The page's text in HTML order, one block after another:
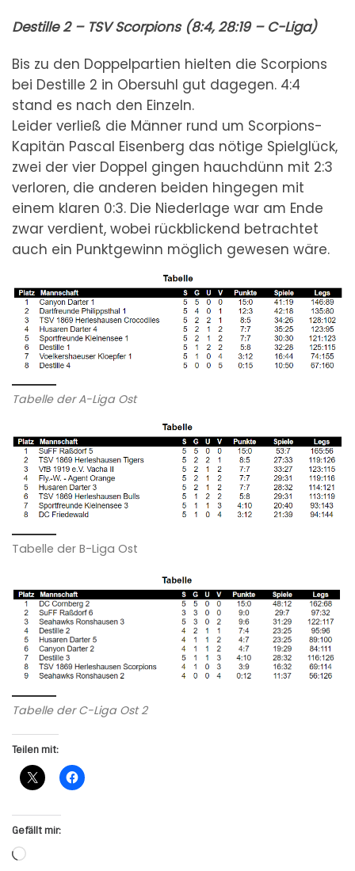
Destille 2 – TSV Scorpions (8:4, 28:19 – C-Liga)
Bis zu den Doppelpartien hielten die Scorpions
bei Destille 2 in Obersuhl gut dagegen. 4:4
stand es nach den Einzeln.
Leider verließ die Männer rund um Scorpions-
Kapitän Pascal Eisenberg das nötige Spielglück,
zwei der vier Doppel gingen hauchdünn mit 2:3
verloren, die anderen beiden hingegen mit
einem klaren 0:3. Die Niederlage war am Ende
zwar verdient, wobei rückblickend betrachtet
auch ein Punktgewinn möglich gewesen wäre.
Tabelle der A-Liga Ost
Tabelle der B-Liga Ost
Tabelle der C-Liga Ost 2
Teilen mit:
Gefällt mir:
Wird geladen …